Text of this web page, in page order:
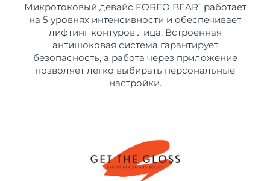
Микротоковый девайс FOREO BEAR ™
работает
на 5 уровнях интенсивности и обеспечивает
лифтинг контуров лица. Встроенная
антишоковая система гарантирует
безопасность, а работа через приложение
позволяет легко выбирать персональные
настройки.